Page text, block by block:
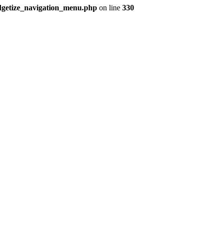
on line 330